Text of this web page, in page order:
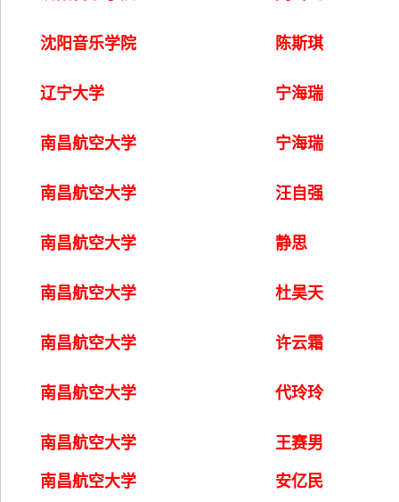
沈阳音乐学院 陈斯琪
辽宁大学 宁海瑞
南昌航空大学 宁海瑞
南昌航空大学 汪自强
南昌航空大学 静思
南昌航空大学 杜昊天
南昌航空大学 许云霜
南昌航空大学 代玲玲
南昌航空大学 王赛男
南昌航空大学 安亿民